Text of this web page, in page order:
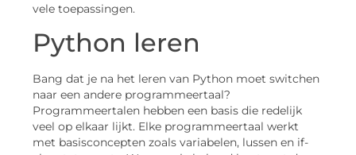
vele toepassingen.
Python leren
Bang dat je na het leren van Python moet switchen
naar een andere programmeertaal?
Programmeertalen hebben een basis die redelijk
veel op elkaar lijkt. Elke programmeertaal werkt
met basisconcepten zoals variabelen, lussen en if-